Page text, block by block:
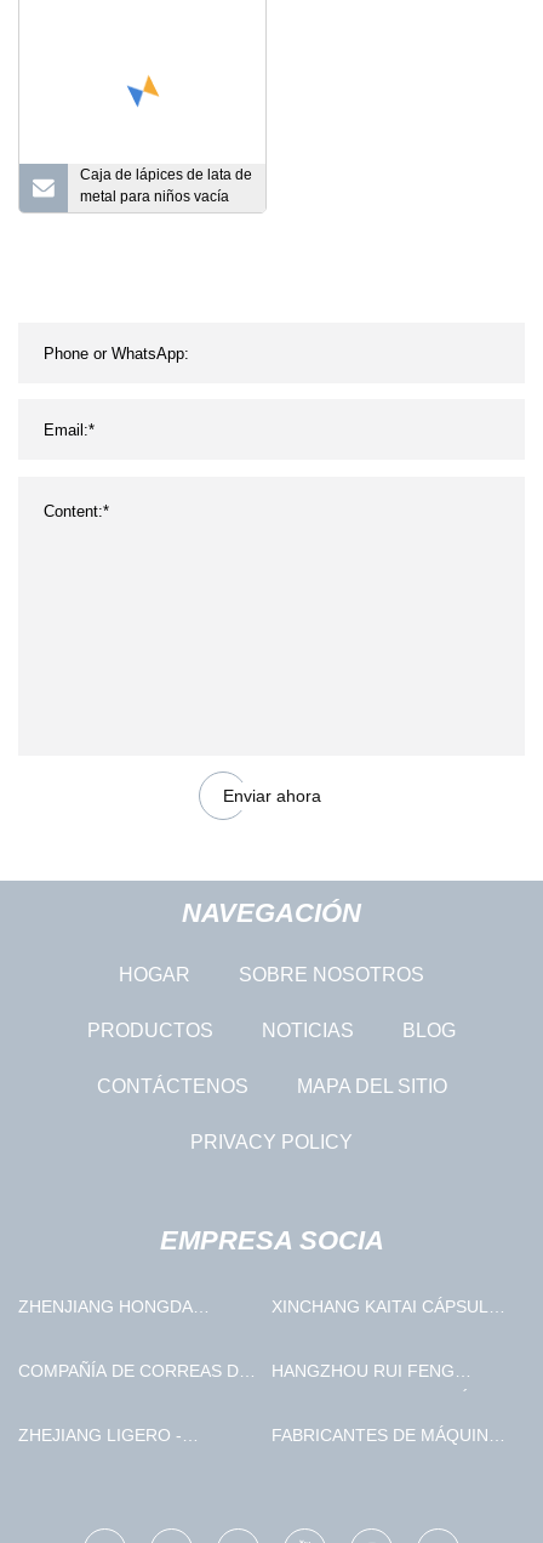
Caja de lápices de lata de
metal para niños vacía
para estuche de escritura
Enviar ahora
NAVEGACIÓN
HOGAR SOBRE NOSOTROS
PRODUCTOS NOTICIAS BLOG
CONTÁCTENOS MAPA DEL SITIO
PRIVACY POLICY
EMPRESA SOCIA
ZHENJIANG HONGDA
XINCHANG KAITAI CÁPSULA
COMPAÑÍA DE CORREAS DE
HANGZHOU RUI FENG
TECNOLOGÍA CO., LIMITADO
ZHEJIANG LIGERO -
FABRICANTES DE MÁQUINAS